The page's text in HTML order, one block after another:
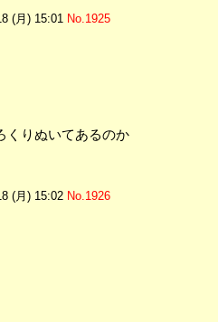
(月) 15:01 No.1925
くりぬいてあるのか
(月) 15:02 No.1926